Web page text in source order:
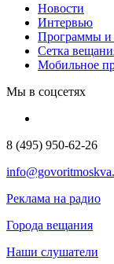
Новости
Интервью
Программы и
Сетка
Мобильное
Мы в соцсетях
8 (495) 950-62-26
Реклама на радио
Города вещания
Наши слушатели